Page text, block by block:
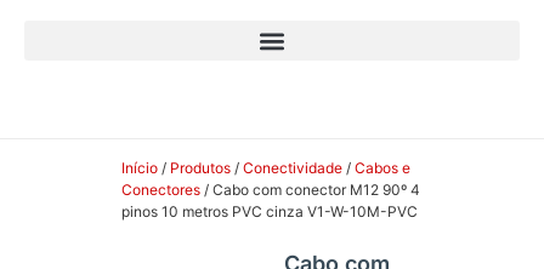
Início / Produtos / Conectividade / Cabos e
Conectores / Cabo com conector M12 90º 4
pinos 10 metros PVC cinza V1-W-10M-PVC